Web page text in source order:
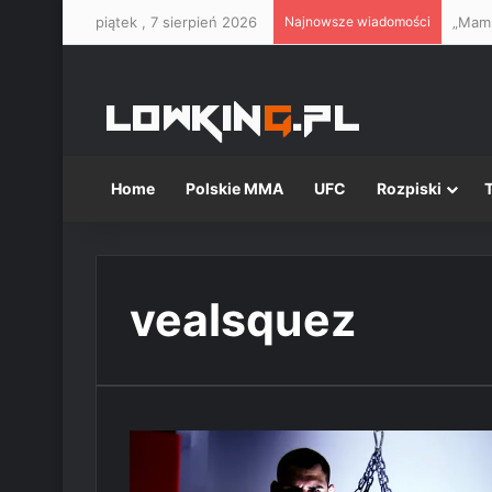
piątek , 7 sierpień 2026 Najnowsze wiadomości
Home Polskie MMA UFC Rozpiski
vealsquez